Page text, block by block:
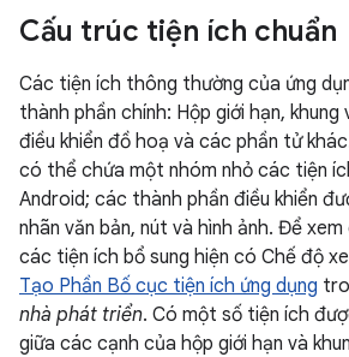
Cấu trúc tiện ích chuẩn
Các tiện ích thông thường của ứng
thành phần chính: Hộp giới hạn,
điều khiển đồ hoạ và các phần tử
có thể chứa một nhóm nhỏ các tiện
Android; các thành phần điều khiển
nhãn văn bản, nút và hình ảnh. Để
các tiện ích bổ sung hiện có Chế độ
Tạo Phần Bố cục tiện ích ứng dụng
nhà phát triển. Có một số tiện ích
giữa các cạnh của hộp giới hạn và